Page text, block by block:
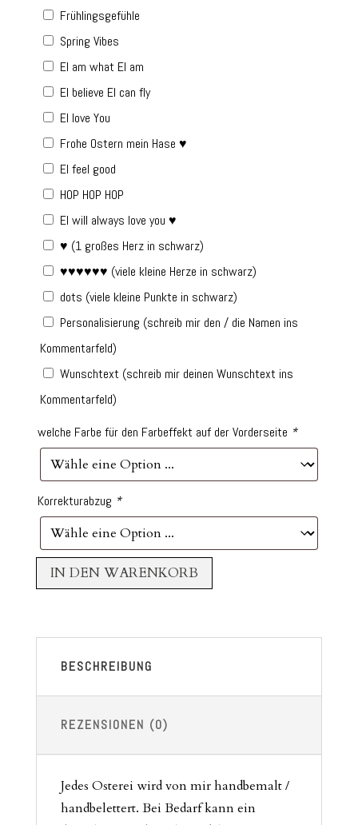
Frühlingsgefühle
Spring Vibes
EI am what EI am
EI believe EI can fly
EI love You
Frohe Ostern mein Hase ♥
EI feel good
HOP HOP HOP
EI will always love you ♥
♥ (1 großes Herz in schwarz)
♥♥♥♥♥♥ (viele kleine Herze in schwarz)
dots (viele kleine Punkte in schwarz)
Personalisierung (schreib mir den / die Namen ins
Kommentarfeld)
Wunschtext (schreib mir deinen Wunschtext ins
Kommentarfeld)
welche Farbe für den Farbeffekt auf der Vorderseite *
Korrekturabzug *
IN DEN WARENKORB
BESCHREIBUNG
REZENSIONEN (0)
Jedes Osterei wird von mir handbemalt /
handbelettert. Bei Bedarf kann ein